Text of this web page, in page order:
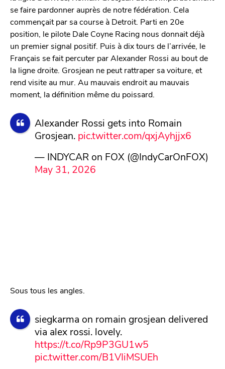
se faire pardonner auprès de notre fédération. Cela
commençait par sa course à Detroit. Parti en 20e
position, le pilote Dale Coyne Racing nous donnait déjà
un premier signal positif. Puis à dix tours de l’arrivée, le
Français se fait percuter par Alexander Rossi au bout de
la ligne droite. Grosjean ne peut rattraper sa voiture, et
rend visite au mur. Au mauvais endroit au mauvais
moment, la définition même du poissard.
Alexander Rossi gets into Romain
Grosjean. pic.twitter.com/qxjAyhjjx6
— INDYCAR on FOX (@IndyCarOnFOX)
May 31, 2026
Sous tous les angles.
siegkarma on romain grosjean delivered
via alex rossi. lovely.
https://t.co/Rp9P3GU1w5
pic.twitter.com/B1VIiMSUEh